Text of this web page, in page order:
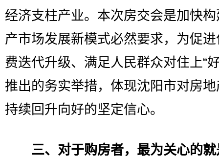
经济支柱产业。本次房交会是加快
产市场发展新模式必然要求，为促
费迭代升级、满足人民群众对住上“
推出的务实举措，体现沈阳市对房
持续回升向好的坚定信心。
三、对于购房者，最为关心的